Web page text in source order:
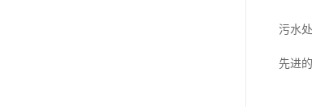
污水
先进